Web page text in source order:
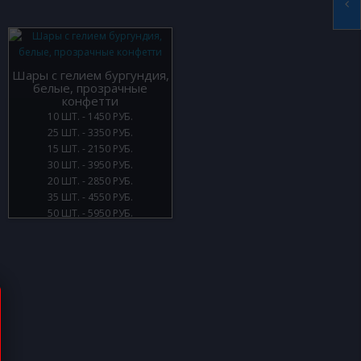
Шары с гелием бургундия,
белые, прозрачные
конфетти
10 ШТ. - 1450 РУБ.
15 ШТ. - 2150 РУБ.
20 ШТ. - 2850 РУБ.
25 ШТ. - 3350 РУБ.
30 ШТ. - 3950 РУБ.
35 ШТ. - 4550 РУБ.
50 ШТ. - 5950 РУБ.